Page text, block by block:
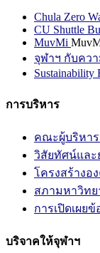
Chula Zero
CU Shuttle
MuvMi
จุฬาฯ กับคว
Sustainability
การบริหาร
คณะผู้บริหาร
วิสัยทัศน์และ
โครงสร้างอ
สภามหาวิทย
การเปิดเผย
บริจาคให้จุฬาฯ